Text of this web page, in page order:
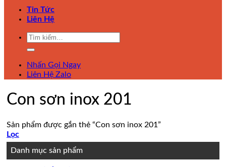
Tin Tức
Liên Hệ
Tìm
Nhấn Gọi Ngay
Liên Hệ Zalo
Con sơn inox 201
Sản phẩm được gắn thẻ “Con sơn inox 201”
Lọc
Danh mục sản phẩm